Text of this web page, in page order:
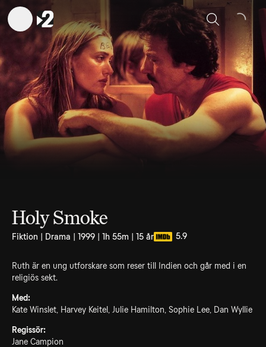
Sök
Holy Smoke
Fiktion | Drama | 1999 | 1h 55m | 15 år 5.9
Ruth är en ung utforskare som reser till Indien och går med i en
religiös sekt.
Med:
Kate Winslet, Harvey Keitel, Julie Hamilton, Sophie Lee, Dan Wyllie
Regissör:
Jane Campion